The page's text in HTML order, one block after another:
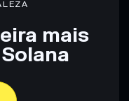
Gas Reserve
fins educativos e
Faz sempre a tua
mais